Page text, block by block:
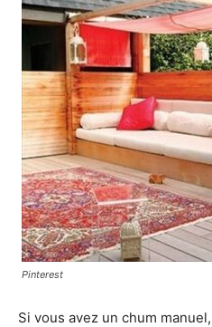
Pinterest
Si vous avez un chum